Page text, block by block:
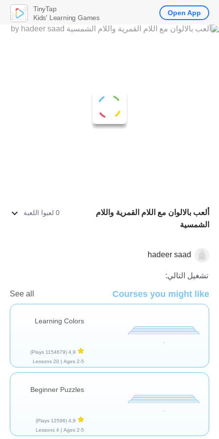
ألعب بالالوان مع اللام القمرية واللام
الشمسية
0 لعبوا اللعبة
الأشكال والألوان
hadeer saad
تشغيل التالي:
Courses you might like
See all
Learning Colors
4,9
(1154679 Plays)
Ages 2-5 |
20 Lessons
Beginner Puzzles
4,9
(12596 Plays)
Ages 2-5 |
4 Lessons
TinyTap
Kids' Learning Games
Open App